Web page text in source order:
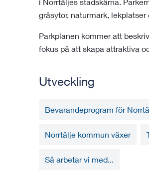
gräsytor, naturmark,
Parkplanen kommer att
fokus på att skapa attraktiva
Utveckling
Bevarandeprogram för
Norrtälje kommun växer
Så arbetar vi med...